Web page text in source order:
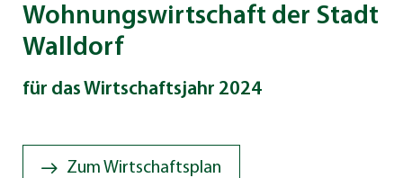
Wohnungswirtschaft der Stadt
Walldorf
für das Wirtschaftsjahr 2024
Zum Wirtschaftsplan